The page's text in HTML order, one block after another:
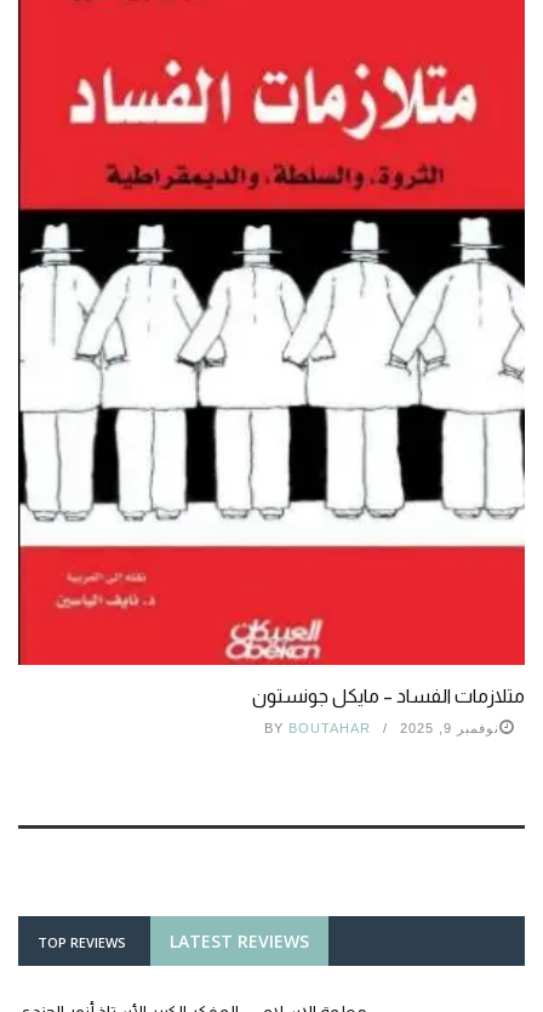
متلازمات الفساد – مايكل جونستون
نوفمبر 9, 2025 BY BOUTAHAR
LATEST REVIEWS
TOP REVIEWS